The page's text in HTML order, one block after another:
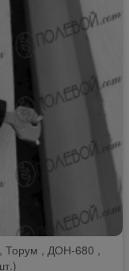
Торум , ДОН-680 ,